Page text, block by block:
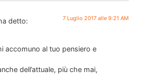
detto: 7 Luglio 2017 alle 9:21 AM
accomuno al tuo pensiero e
dell’attuale, più che mai,